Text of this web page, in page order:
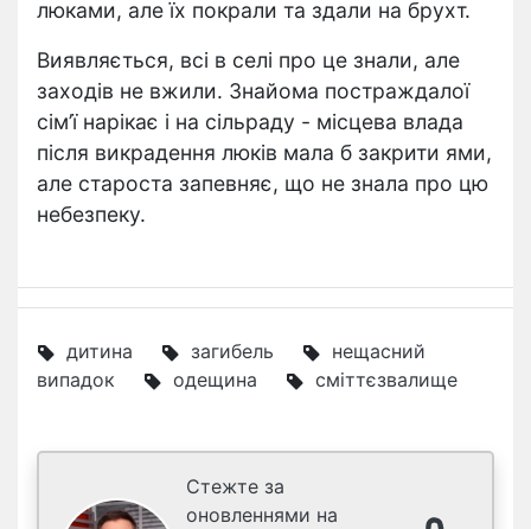
люками, але їх покрали та здали на брухт.
Виявляється, всі в селі про це знали, але
заходів не вжили. Знайома постраждалої
сім’ї нарікає і на сільраду - місцева влада
після викрадення люків мала б закрити ями,
але староста запевняє, що не знала про цю
небезпеку.
дитина загибель
нещасний
випадок
одещина сміттєзвалище
Стежте за
оновленнями на